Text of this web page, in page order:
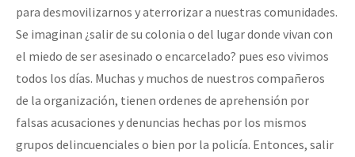
para desmovilizarnos y aterrorizar a nuestras comunidades.
Se imaginan ¿salir de su colonia o del lugar donde vivan con
el miedo de ser asesinado o encarcelado? pues eso vivimos
todos los días. Muchas y muchos de nuestros compañeros
de la organización, tienen ordenes de aprehensión por
falsas acusaciones y denuncias hechas por los mismos
grupos delincuenciales o bien por la policía. Entonces, salir